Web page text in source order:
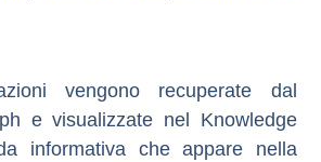
vengono recuperate dal
e visualizzate nel Knowledge
informativa che appare nella